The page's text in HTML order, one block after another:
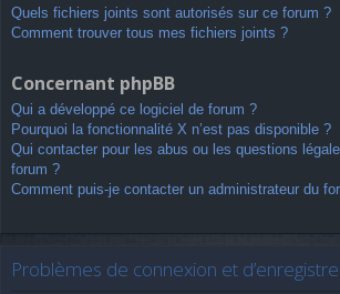
Quels fichiers joints sont autorisés sur ce forum ?
Comment trouver tous mes fichiers joints ?
Concernant phpBB
Qui a développé ce logiciel de forum ?
Pourquoi la fonctionnalité X n’est pas disponible ?
Qui contacter pour les abus ou les questions
forum ?
Comment puis-je contacter un administrateur du
Problèmes de connexion et